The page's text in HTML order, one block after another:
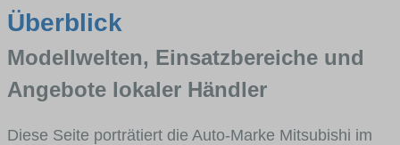
Überblick
Modellwelten, Einsatzbereiche und
Angebote lokaler Händler
Diese Seite porträtiert die Auto-Marke Mitsubishi im